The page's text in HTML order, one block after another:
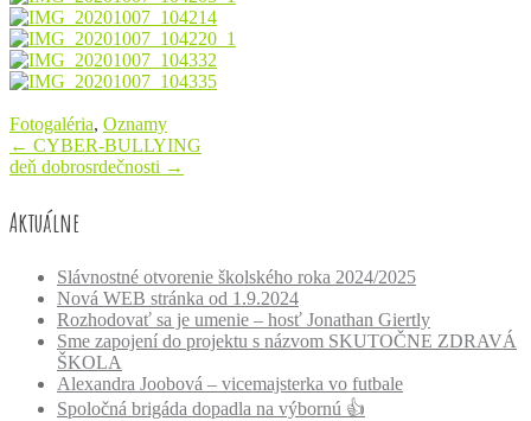
Fotogaléria, Oznamy
Post
navigation
← CYBER-BULLYING
deň dobrosrdečnosti →
Aktuálne
Slávnostné otvorenie školského roka 2024/2025
Nová WEB stránka od 1.9.2024
Rozhodovať sa je umenie – hosť Jonathan Giertly
Sme zapojení do projektu s názvom SKUTOČNE ZDRAVÁ
ŠKOLA
Alexandra Joobová – vicemajsterka vo futbale
Spoločná brigáda dopadla na výbornú 👍